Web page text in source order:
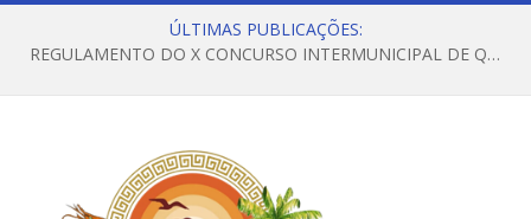
ÚLTIMAS PUBLICAÇÕES:
REGULAMENTO DO X CONCURSO INTERMUNICIPAL DE QUADRILHAS JUNINAS – 2026 – ARRAIÁ DA VENEZA